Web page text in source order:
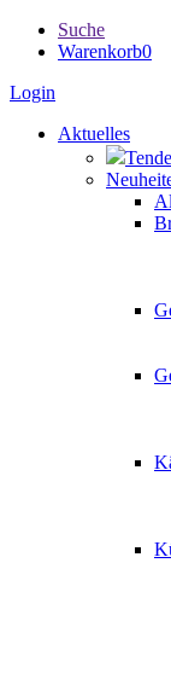
Suche
Warenkorb0
Login
Aktuelles